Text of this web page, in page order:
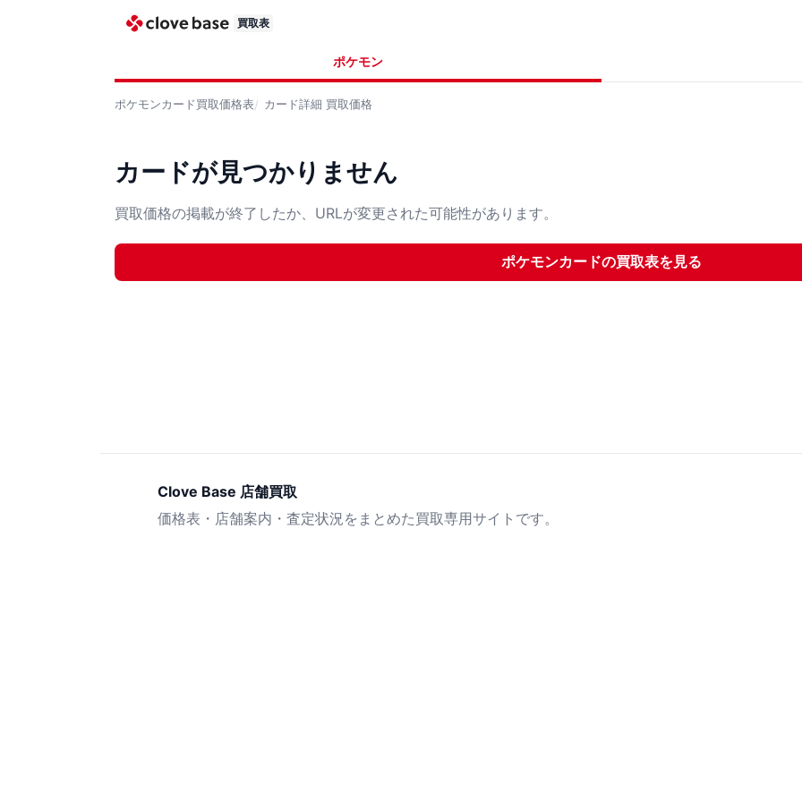
買取表
ポケモン
ポケモンカード買取価格表 カード詳細 買取価格
カードが見つかりません
買取価格の掲載が終了したか、URLが変更された可能性があります。
ポケモンカードの買取表を見る
Clove Base 店舗買取
価格表・店舗案内・査定状況をまとめた買取専用サイトです。